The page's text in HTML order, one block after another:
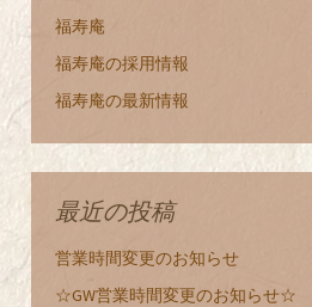
福寿庵
福寿庵の採用情報
福寿庵の最新情報
最近の投稿
営業時間変更のお知らせ
☆GW営業時間変更のお知らせ☆